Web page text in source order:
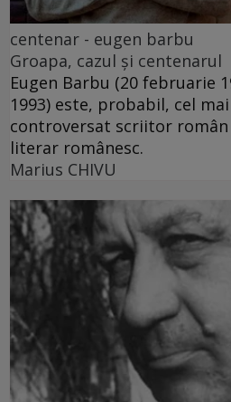
centenar - eugen barbu
Groapa, cazul și centenarul
Eugen Barbu (20 februarie
1993) este, probabil, cel
controversat scriitor
literar românesc.
Marius CHIVU